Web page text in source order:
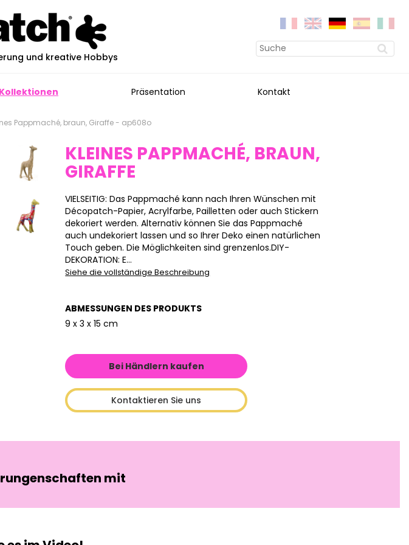
und kreative Hobbys
Präsentation Kontakt
Pappmaché, braun, Giraffe - ap608o
KLEINES PAPPMACHÉ, BRAUN,
GIRAFFE
VIELSEITIG: Das Pappmaché kann nach Ihren Wünschen mit
Décopatch-Papier, Acrylfarbe, Pailletten oder auch Stickern
dekoriert werden. Alternativ können Sie das Pappmaché
auch undekoriert lassen und so Ihrer Deko einen natürlichen
Touch geben. Die Möglichkeiten sind grenzenlos.DIY-
DEKORATION: E...
Siehe die vollständige Beschreibung
ABMESSUNGEN DES PRODUKTS
9 x 3 x 15 cm
Bei Händlern kaufen
Kontaktieren Sie uns
mit